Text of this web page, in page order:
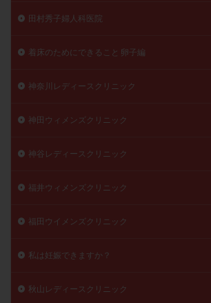
田村秀子婦人科医院
着床のためにできること 卵子編
神奈川レディースクリニック
神田ウィメンズクリニック
神谷レディースクリニック
福井ウィメンズクリニック
福田ウイメンズクリニック
私は妊娠できますか？
秋山レディースクリニック